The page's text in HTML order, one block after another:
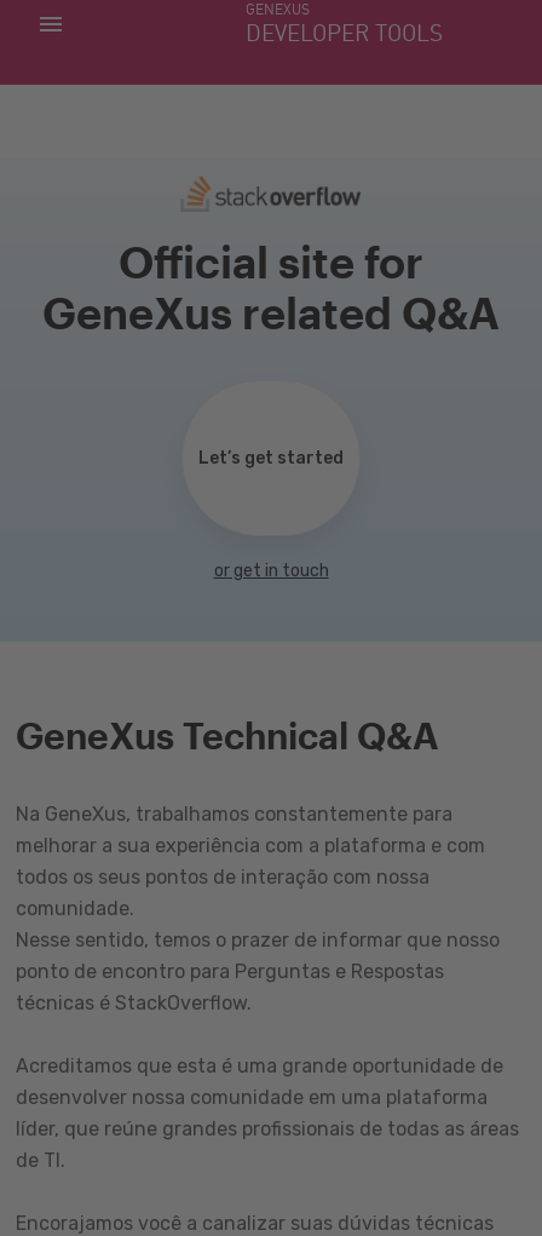
GENEXUS
DEVELOPER TOOLS
MINHAS APLICACÕES
Official site for
GeneXus related Q&A
Let’s get started
or get in touch
GeneXus Technical Q&A
Na GeneXus, trabalhamos constantemente para
melhorar a sua experiência com a plataforma e com
todos os seus pontos de interação com nossa
comunidade.
Nesse sentido, temos o prazer de informar que nosso
ponto de encontro para Perguntas e Respostas
técnicas é StackOverflow.
Acreditamos que esta é uma grande oportunidade de
desenvolver nossa comunidade em uma plataforma
líder, que reúne grandes profissionais de todas as áreas
de TI.
Encorajamos você a canalizar suas dúvidas técnicas